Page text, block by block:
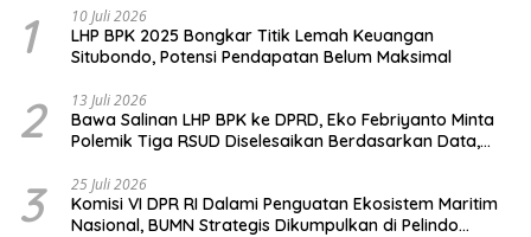
1 10 Juli 2026
LHP BPK 2025 Bongkar Titik Lemah Keuangan
Situbondo, Potensi Pendapatan Belum Maksimal
2 13 Juli 2026
Bawa Salinan LHP BPK ke DPRD, Eko Febriyanto Minta
Polemik Tiga RSUD Diselesaikan Berdasarkan Data,
3 25 Juli 2026
Komisi VI DPR RI Dalami Penguatan Ekosistem Maritim
Nasional, BUMN Strategis Dikumpulkan di Pelindo